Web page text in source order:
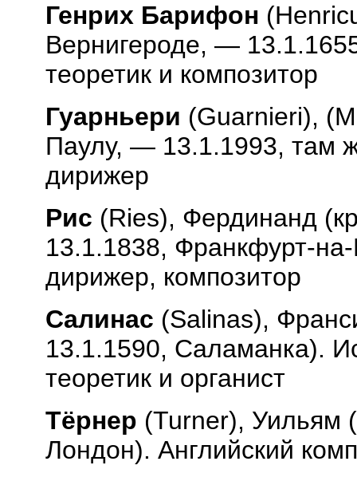
Генрих Барифон (
Вернигероде, —
теоретик и композитор
Гуарньери (Guarnieri),
Паулу, — 13.1.1993, там
дирижер
Рис (Ries), Фердинанд
13.1.1838, Франкфурт-
дирижер, композитор
Салинас (Salinas),
13.1.1590, Саламанка).
теоретик и органист
Тёрнер (Turner), Уильям
Лондон). Английский